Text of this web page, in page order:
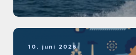
10. juni 2026